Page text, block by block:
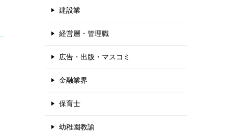
建設業
経営層・管理職
広告・出版・マスコミ
金融業界
保育士
幼稚園教諭